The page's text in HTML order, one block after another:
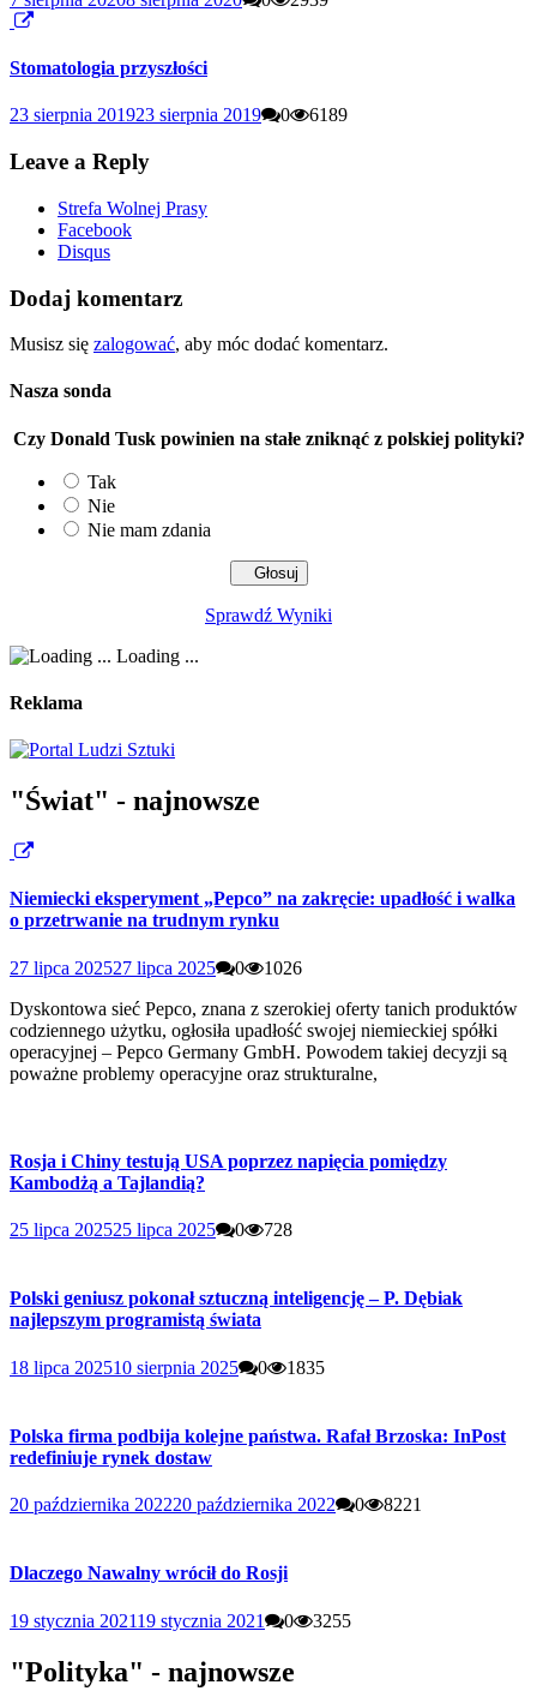
Stomatologia przyszłości
23 sierpnia 201923 sierpnia 2019 0 6189
Leave a Reply
Strefa Wolnej Prasy
Facebook
Disqus
Dodaj komentarz
Musisz się zalogować, aby móc dodać komentarz.
Nasza sonda
Czy Donald Tusk powinien na stałe zniknąć z polskiej polityki?
Tak
Nie
Nie mam zdania
Sprawdź Wyniki
Loading ...
Reklama
"Świat" - najnowsze
Niemiecki eksperyment „Pepco” na zakręcie: upadłość i walka
o przetrwanie na trudnym rynku
27 lipca 202527 lipca 2025 0
1026
Dyskontowa sieć Pepco, znana z szerokiej oferty tanich produktów
codziennego użytku, ogłosiła upadłość swojej niemieckiej spółki
operacyjnej – Pepco Germany GmbH. Powodem takiej decyzji są
poważne problemy operacyjne oraz strukturalne,
Rosja i Chiny testują USA poprzez napięcia pomiędzy
Kambodżą a Tajlandią?
25 lipca 202525 lipca 2025 0 728
Polski geniusz pokonał sztuczną inteligencję – P. Dębiak
najlepszym programistą świata
18 lipca 202510 sierpnia 2025 0 1835
Polska firma podbija kolejne państwa. Rafał Brzoska: InPost
redefiniuje rynek dostaw
20 października 202220 października 2022 0 8221
Dlaczego Nawalny wrócił do Rosji
19 stycznia 202119 stycznia 2021 0 3255
"Polityka" - najnowsze